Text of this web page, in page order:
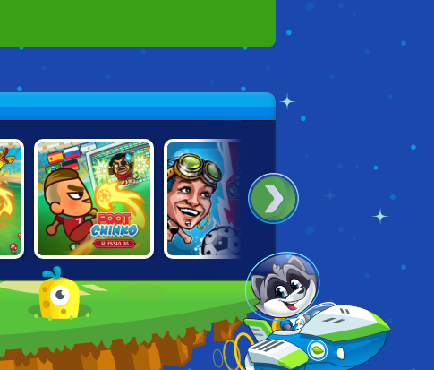
NICK SOCCER
FOOTBALL
FIGHTERS
FOOT CHINKO
WORLD CUP 18